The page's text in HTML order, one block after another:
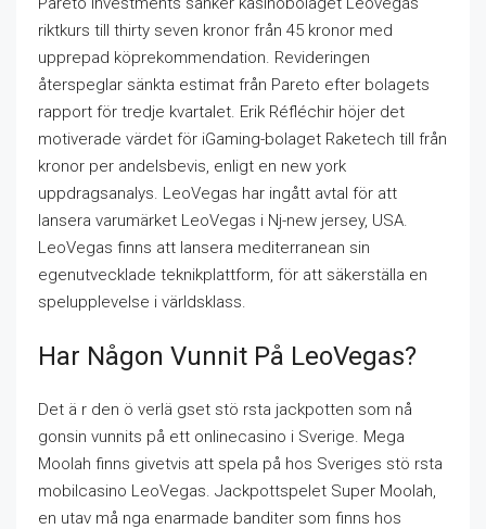
riktkurs till thirty seven kronor från 45 kronor med
upprepad köprekommendation. Revideringen
återspeglar sänkta estimat från Pareto efter bolagets
rapport för tredje kvartalet. Erik Réfléchir höjer det
motiverade värdet för iGaming-bolaget Raketech till från
kronor per andelsbevis, enligt en new york
uppdragsanalys. LeoVegas har ingått avtal för att
lansera varumärket LeoVegas i Nj-new jersey, USA.
LeoVegas finns att lansera mediterranean sin
egenutvecklade teknikplattform, för att säkerställa en
spelupplevelse i världsklass.
Har Någon Vunnit På LeoVegas?
Det ä r den ö verlä gset stö rsta jackpotten som nå
gonsin vunnits på ett onlinecasino i Sverige. Mega
Moolah finns givetvis att spela på hos Sveriges stö rsta
mobilcasino LeoVegas. Jackpottspelet Super Moolah,
en utav må nga enarmade banditer som finns hos